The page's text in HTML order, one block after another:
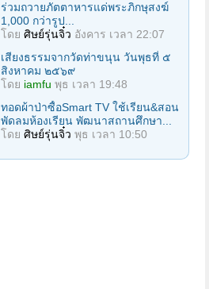
ร่วมถวายภัตตาหารแด่พระภิกษุสงฆ์
1,000 กว่ารูป...
โดย ศิษย์รุ่นจิ๋ว อังคาร เวลา 22:07
เสียงธรรมจากวัดท่าขนุน วันพุธที่ ๕
สิงหาคม ๒๕๖๙
โดย iamfu พุธ เวลา 19:48
ทอดผ้าป่าซื้อSmart TV ใช้เรียน&สอน
พัดลมห้องเรียน พัฒนาสถานศึกษา...
โดย ศิษย์รุ่นจิ๋ว พุธ เวลา 10:50